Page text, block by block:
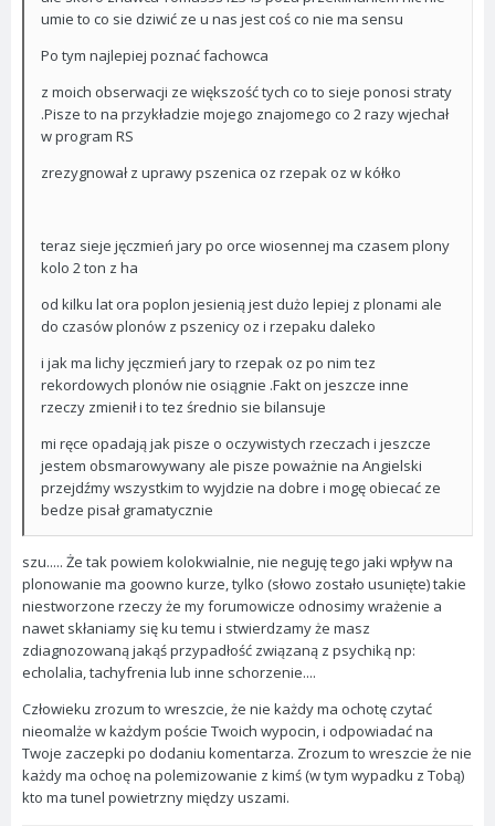
umie to co sie dziwić ze u nas jest coś co nie ma sensu
Po tym najlepiej poznać fachowca
z moich obserwacji ze większość tych co to sieje ponosi straty
.Pisze to na przykładzie mojego znajomego co 2 razy wjechał
w program RS
zrezygnował z uprawy pszenica oz rzepak oz w kółko
teraz sieje jęczmień jary po orce wiosennej ma czasem plony
kolo 2 ton z ha
od kilku lat ora poplon jesienią jest dużo lepiej z plonami ale
do czasów plonów z pszenicy oz i rzepaku daleko
i jak ma lichy jęczmień jary to rzepak oz po nim tez
rekordowych plonów nie osiągnie .Fakt on jeszcze inne
rzeczy zmienił i to tez średnio sie bilansuje
mi ręce opadają jak pisze o oczywistych rzeczach i jeszcze
jestem obsmarowywany ale pisze poważnie na Angielski
przejdźmy wszystkim to wyjdzie na dobre i mogę obiecać ze
bedze pisał gramatycznie
szu..... Że tak powiem kolokwialnie, nie neguję tego jaki wpływ na
plonowanie ma goowno kurze, tylko (słowo zostało usunięte) takie
niestworzone rzeczy że my forumowicze odnosimy wrażenie a
nawet skłaniamy się ku temu i stwierdzamy że masz
zdiagnozowaną jakąś przypadłość związaną z psychiką np:
echolalia, tachyfrenia lub inne schorzenie....
Człowieku zrozum to wreszcie, że nie każdy ma ochotę czytać
nieomalże w każdym poście Twoich wypocin, i odpowiadać na
Twoje zaczepki po dodaniu komentarza. Zrozum to wreszcie że nie
każdy ma ochoę na polemizowanie z kimś (w tym wypadku z Tobą)
kto ma tunel powietrzny między uszami.